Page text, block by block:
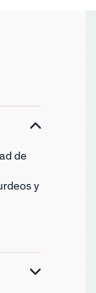
de
y